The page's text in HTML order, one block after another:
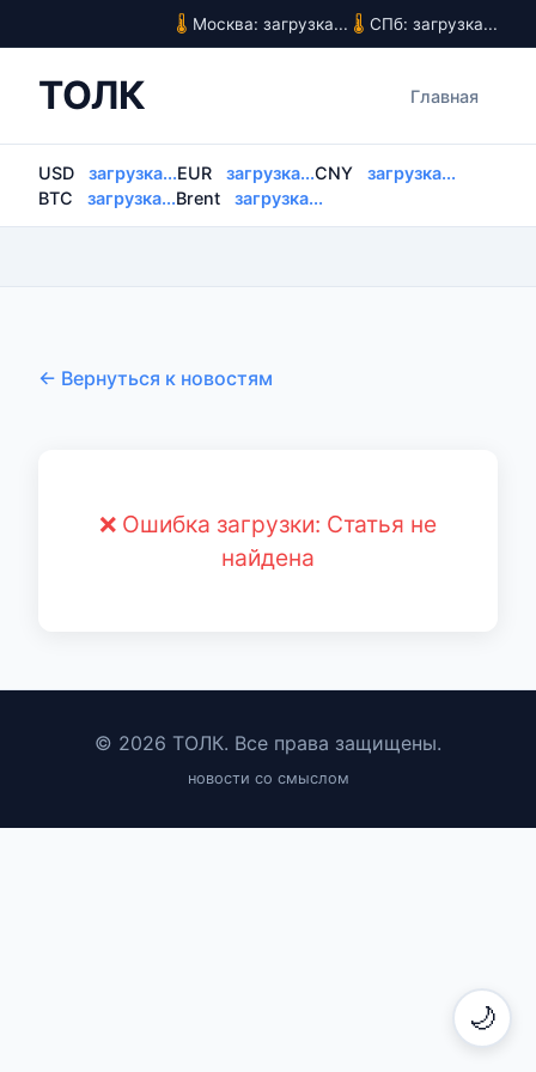
🌙
Москва: загрузка... СПб: загрузка...
ТОЛК Главная
USD загрузка...EUR загрузка...CNY
загрузка...
BTC
загрузка...Brent загрузка...
← Вернуться к новостям
❌ Ошибка загрузки: Статья не
найдена
© 2026 ТОЛК. Все права защищены.
новости со смыслом